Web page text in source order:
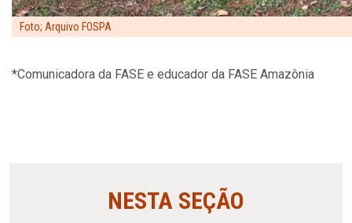
Foto; Arquivo FOSPA
*Comunicadora da FASE e educador da FASE Amazônia
NESTA SEÇÃO